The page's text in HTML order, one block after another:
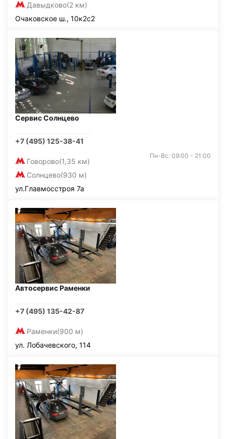
Давыдково(2 км)
Очаковское ш., 10к2с2
Сервис Солнцево
+7 (495) 125-38-41
Говорово(1,35 км)
Солнцево(930 м)
Пн-Вс: 09:00 - 21:00
ул.Главмосстроя 7а
Автосервис Раменки
+7 (495) 135-42-87
Раменки(900 м)
ул. Лобачевского, 114